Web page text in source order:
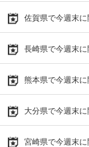
佐賀県で今週末
長崎県で今週末
熊本県で今週末
大分県で今週末
宮崎県で今週末